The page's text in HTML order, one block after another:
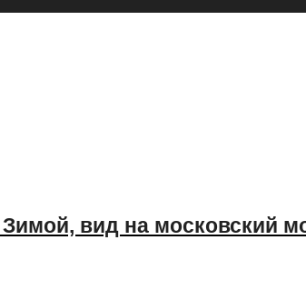
вид на московский